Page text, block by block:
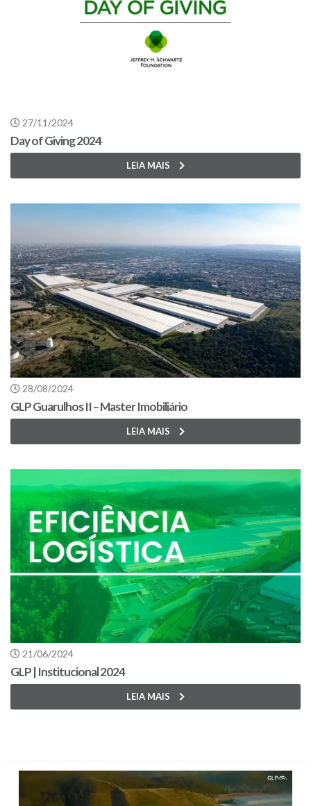
27/11/2024
Day of Giving 2024
LEIA MAIS
28/08/2024
GLP Guarulhos II – Master Imobiliário
LEIA MAIS
21/06/2024
GLP | Institucional 2024
LEIA MAIS